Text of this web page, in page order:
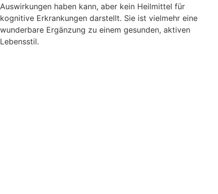
Auswirkungen haben kann, aber kein Heilmittel für
kognitive Erkrankungen darstellt. Sie ist vielmehr eine
wunderbare Ergänzung zu einem gesunden, aktiven
Lebensstil.